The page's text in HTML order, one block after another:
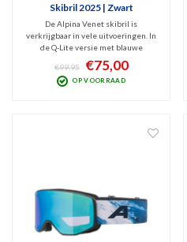
Skibril 2025 | Zwart
De Alpina Venet skibril is
verkrijgbaar in vele uitvoeringen. In
de Q-Lite versie met blauwe
Quattroflex Lite spiegellens (Cat. 1)
heb je optimaal zicht bij bewolkt
weer. Moderne, medium-fit bril met
€99,95 €75,00
OP VOORRAAD